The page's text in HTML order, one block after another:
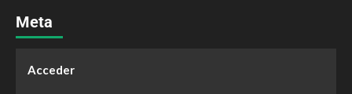
Meta
Acceder